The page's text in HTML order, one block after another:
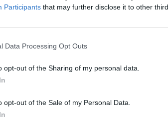
Participants that may further disclose it to other
Data Processing Opt Outs
opt-out of the Sharing of my personal data.
opt-out of the Sale of my Personal Data.